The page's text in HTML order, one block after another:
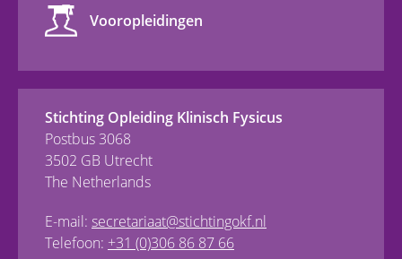
Vooropleidingen
Stichting Opleiding Klinisch Fysicus
Postbus 3068
3502 GB Utrecht
The Netherlands
E-mail: secretariaat@stichtingokf.nl
Telefoon: +31 (0)306 86 87 66